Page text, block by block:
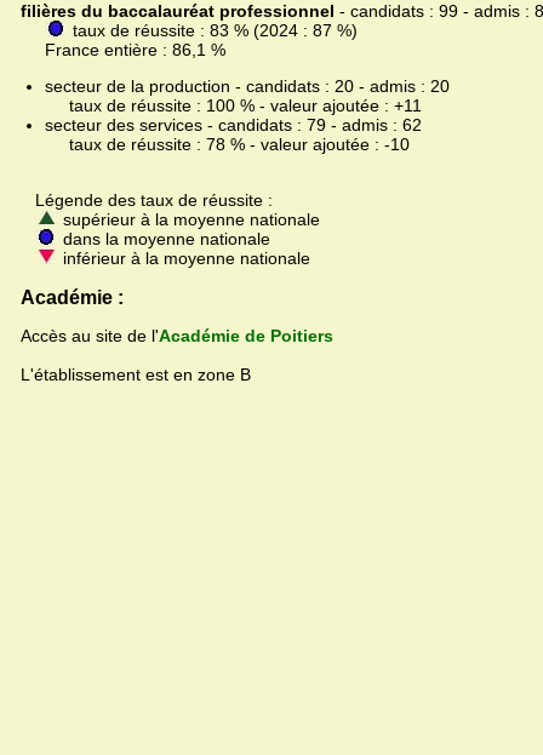
filières du baccalauréat professionnel - candidats : 99 - admis :
taux de réussite : 83 % (2024 : 87 %)
France entière : 86,1 %
secteur de la production - candidats : 20 - admis : 20
taux de réussite : 100 % - valeur ajoutée : +11
secteur des services - candidats : 79 - admis : 62
taux de réussite : 78 % - valeur ajoutée : -10
Légende des taux de réussite :
supérieur à la moyenne nationale
dans la moyenne nationale
inférieur à la moyenne nationale
Académie :
Accès au site de l'Académie de Poitiers
L'établissement est en zone B